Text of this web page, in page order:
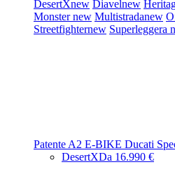
DesertXnew Diavelnew
Monsternew Multistradanew
Streetfighternew Superleggera
Patente A2 E-BIKE Ducati
DesertXDa 16.990 €